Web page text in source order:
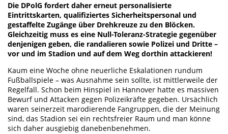
Die DPolG fordert daher erneut personalisierte
Eintrittskarten, qualifiziertes Sicherheitspersonal und
gestaffelte Zugänge über Drehkreuze zu den Blöcken.
Gleichzeitig muss es eine Null-Toleranz-Strategie gegenüber
denjenigen geben, die randalieren sowie Polizei und Dritte –
vor und im Stadion und auf dem Weg dorthin attackieren!
Kaum eine Woche ohne neuerliche Eskalationen rundum
Fußballspiele – was Ausnahme sein sollte, ist mittlerweile der
Regelfall. Schon beim Hinspiel in Hannover hatte es massiven
Bewurf und Attacken gegen Polizeikräfte gegeben. Ursächlich
waren seinerzeit marodierende Fangruppen, die der Meinung
sind, das Stadion sei ein rechtsfreier Raum und man könne
sich daher ausgiebig danebenbenehmen.